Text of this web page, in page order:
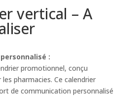
vertical – A
:
promotionnel, conçu
pharmacies. Ce calendrier
de communication personnalisé